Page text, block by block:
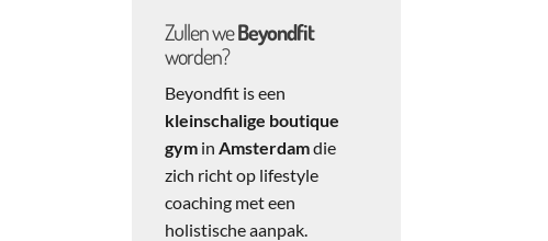
Zullen weBeyondfit
worden?
Beyondfit is een
kleinschalige boutique
gymin Amsterdamdie
zich richt op lifestyle
coaching met een
holistische aanpak.